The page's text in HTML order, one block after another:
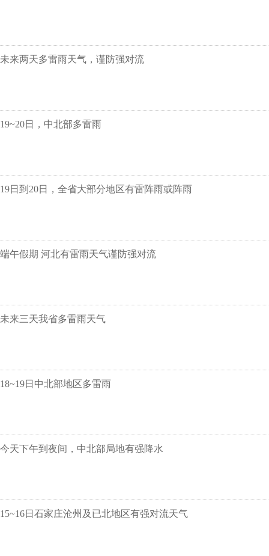
未来两天多雷雨天气，谨防强对流
19~20日，中北部多雷雨
19日到20日，全省大部分地区有雷阵雨或阵雨
端午假期 河北有雷雨天气谨防强对流
未来三天我省多雷雨天气
18~19日中北部地区多雷雨
今天下午到夜间，中北部局地有强降水
15~16日石家庄沧州及已北地区有强对流天气